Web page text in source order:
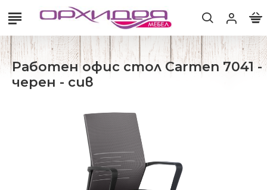
Работен офис стол Carmen 7041 -
черен - сив